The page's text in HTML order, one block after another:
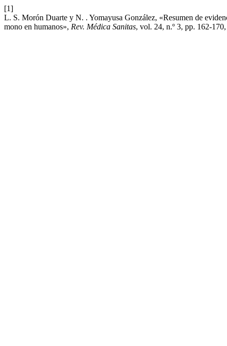
[1]
L. S. Morón Duarte y N. . Yomayusa González, «Resumen de
mono en humanos», Rev. Médica Sanitas, vol. 24, n.º 3, pp. 162-